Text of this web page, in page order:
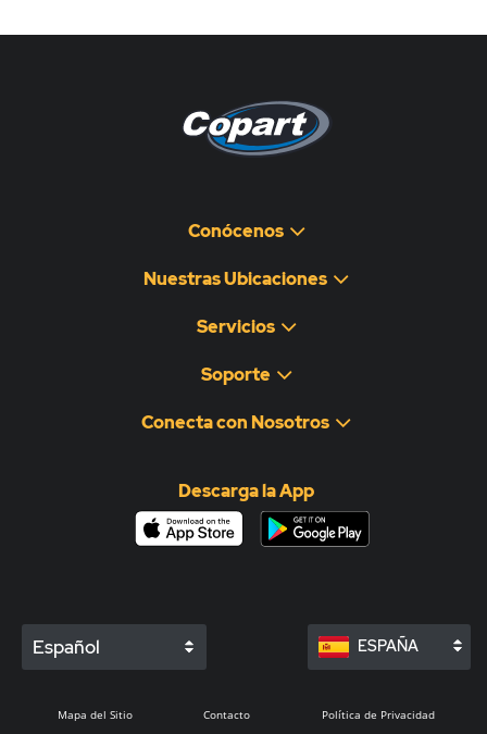
Conócenos
Nuestras Ubicaciones
Servicios
Soporte
Conecta con Nosotros
Descarga la App
Español ESPAÑA
Mapa del Sitio Contacto Política de Privacidad